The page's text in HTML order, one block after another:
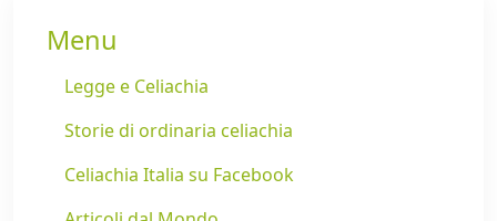
Menu
Legge e Celiachia
Storie di ordinaria celiachia
Celiachia Italia su Facebook